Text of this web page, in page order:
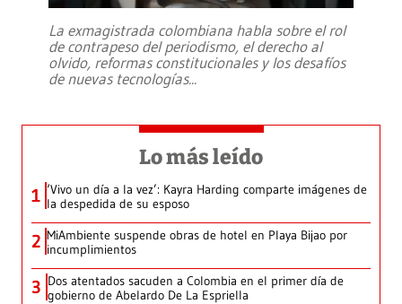
La exmagistrada colombiana habla sobre el rol
de contrapeso del periodismo, el derecho al
olvido, reformas constitucionales y los desafíos
de nuevas tecnologías...
Lo más leído
1 ‘Vivo un día a la vez’: Kayra Harding comparte imágenes de
la despedida de su esposo
2 MiAmbiente suspende obras de hotel en Playa Bijao por
incumplimientos
3 Dos atentados sacuden a Colombia en el primer día de
gobierno de Abelardo De La Espriella